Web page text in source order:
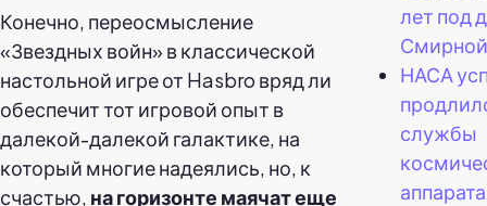
Конечно, переосмысление
«Звездных войн» в классической
настольной игре от Hasbro вряд ли
обеспечит тот игровой опыт в
далекой-далекой галактике, на
который многие надеялись, но, к
счастью, на горизонте маячат еще
лет под
НАСА
службы